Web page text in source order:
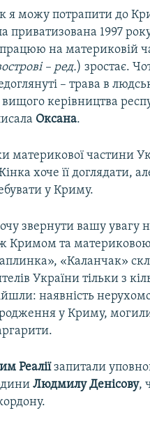
я можу потрапити до
приватизована 1997
на материковій
– ред.) зростає.
– трава в
керівництва
Оксана.
материкової частини
хоче її доглядати,
у Криму.
звернути вашу увагу
Кримом та
«Каланчак»
України тільки з
наявність
у Криму, могили
Реаліїзапитали
Людмилу Денісову,